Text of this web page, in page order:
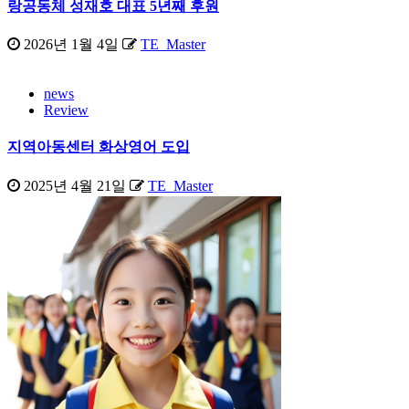
랑공동체 성재호 대표 5년째 후원
2026년 1월 4일 TE_Master
news
Review
지역아동센터 화상영어 도입
2025년 4월 21일 TE_Master